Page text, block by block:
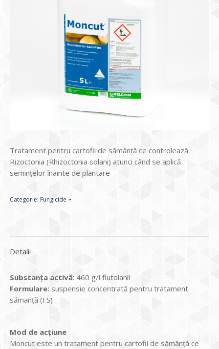
Tratament pentru cartofii de sămânță ce controlează
Rizoctonia (Rhizoctonia solani) atunci când se aplică
semințelor înainte de plantare
Categorie: Fungicide
Detalii
Substanța activă: 460 g/l flutolanil
Formulare: suspensie concentrată pentru tratament
sămanță (FS)
Mod de acțiune
Moncut este un tratament pentru cartofii de sămânță ce